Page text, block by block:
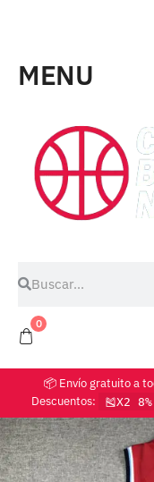
MENU
0
📦 Envío gratuito a
Descuentos:
🎽X2